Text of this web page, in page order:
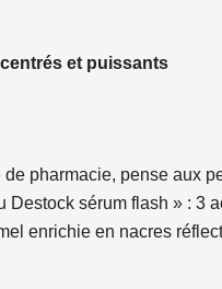
et puissants
de pharmacie, pense aux
Destock sérum flash » : 3
enrichie en nacres